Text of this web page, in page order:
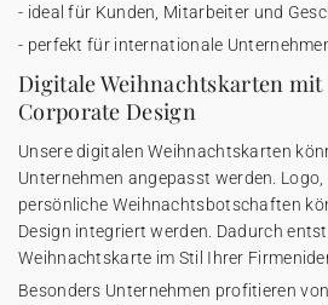
- ideal für Kunden, Mitarbeiter und
- perfekt für internationale
Digitale Weihnachtskarten
Corporate Design
Unsere digitalen Weihnachtskarten
Unternehmen angepasst werden.
persönliche Weihnachtsbotschaften
Design integriert werden. Dadurch
Weihnachtskarte im Stil Ihrer
Besonders Unternehmen profitieren